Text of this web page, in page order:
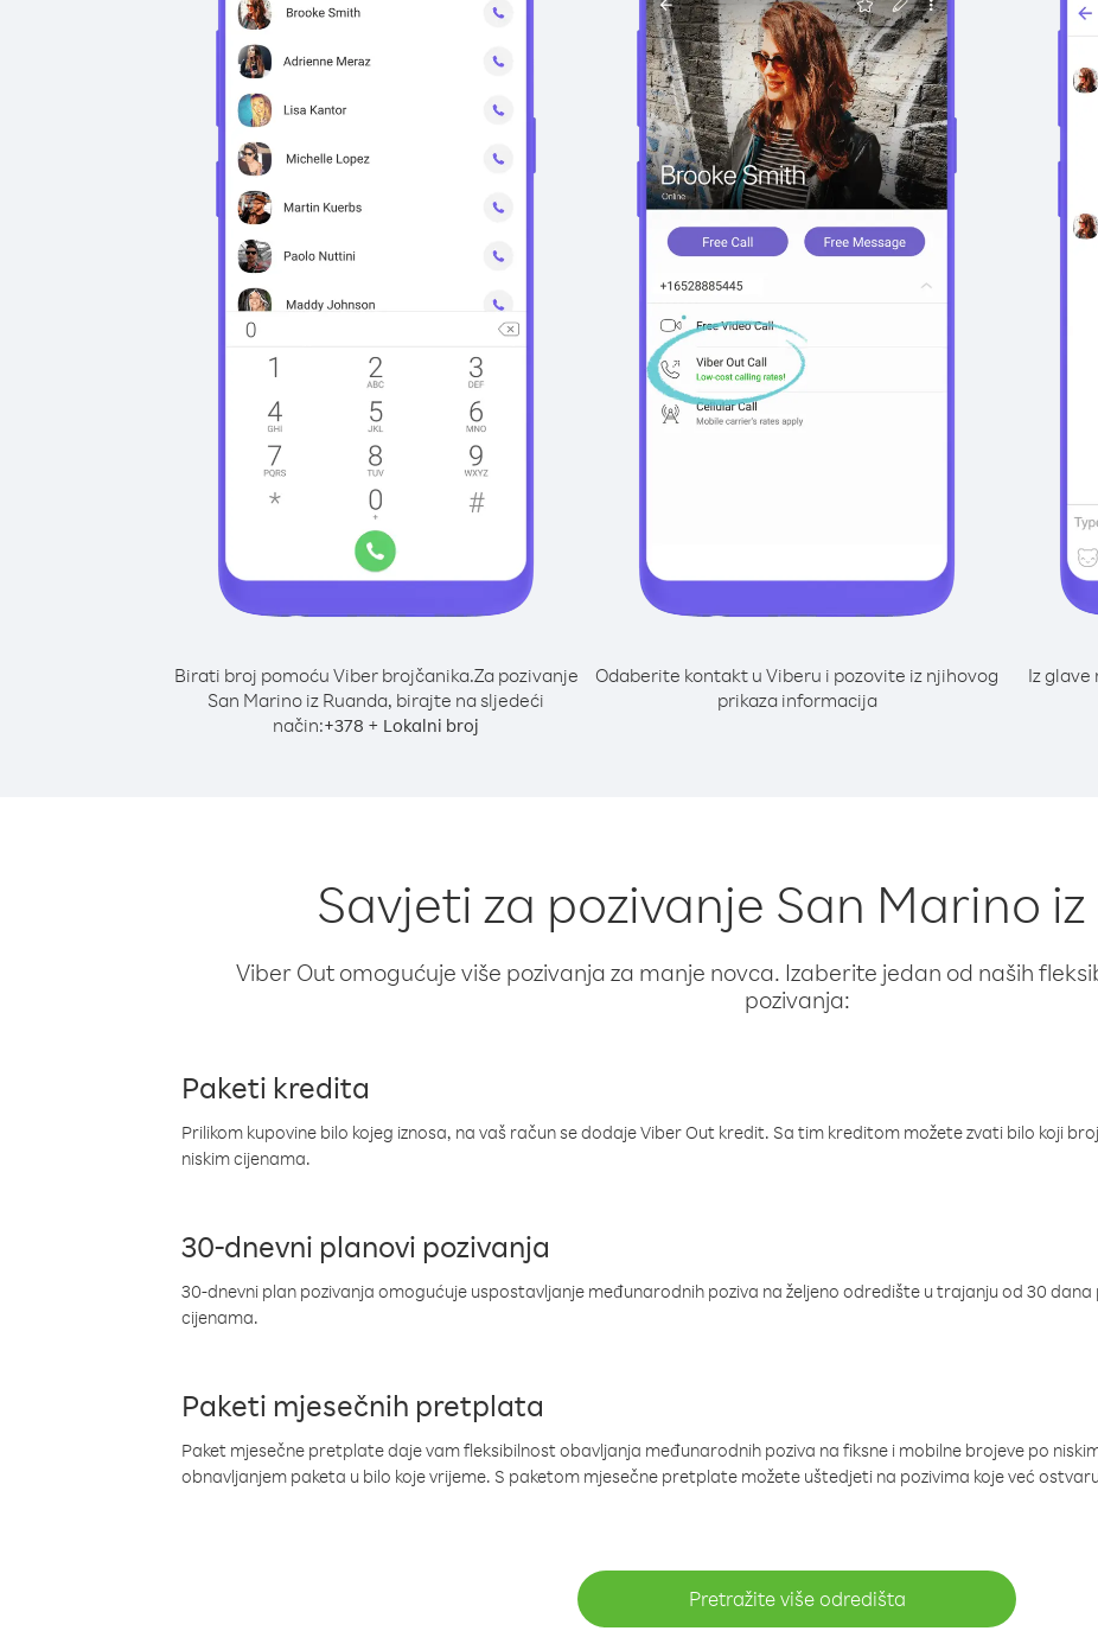
Birati broj pomoću Viber brojčanika.Za pozivanje
San Marino iz Ruanda, birajte na sljedeći
način:+378 + Lokalni broj
Odaberite kontakt u Viberu i pozovite iz njihovog
prikaza informacija
Iz
Savjeti za pozivanje San Marino
Viber Out omogućuje više pozivanja za manje novca. Izaberite jedan od naših
pozivanja:
Paketi kredita
Prilikom kupovine bilo kojeg iznosa, na vaš račun se dodaje Viber Out kredit. Sa tim kreditom možete zvati bilo koji
niskim cijenama.
30-dnevni planovi pozivanja
30-dnevni plan pozivanja omogućuje uspostavljanje međunarodnih poziva na željeno odredište u trajanju od 30 dana
cijenama.
Paketi mjesečnih pretplata
Paket mjesečne pretplate daje vam fleksibilnost obavljanja međunarodnih poziva na fiksne i mobilne brojeve po
obnavljanjem paketa u bilo koje vrijeme. S paketom mjesečne pretplate možete uštedjeti na pozivima koje već
Pretražite više odredišta